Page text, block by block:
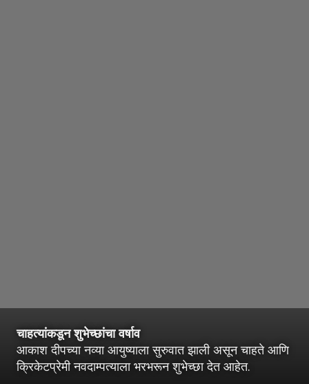
चाहत्यांकडून शुभेच्छांचा वर्षाव
आकाश दीपच्या नव्या आयुष्याला सुरुवात झाली असून चाहते आणि
क्रिकेटप्रेमी नवदाम्पत्याला भरभरून शुभेच्छा देत आहेत.